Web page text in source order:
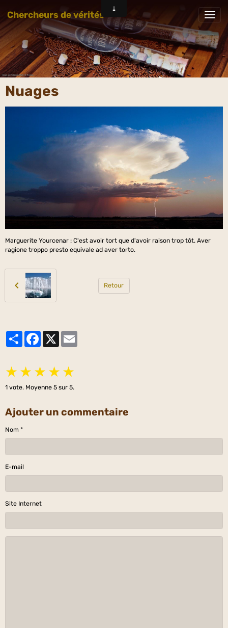
Chercheurs de vérités
Nuages
Marguerite Yourcenar : C'est avoir tort que d'avoir raison trop tôt. Aver
ragione troppo presto equivale ad aver torto.
Retour
PartagerFacebook
★ ★ ★ ★ ★
1 vote. Moyenne 5 sur 5.
Ajouter un commentaire
Nom
E-mail
Site Internet